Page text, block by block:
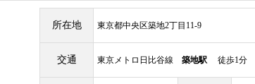
所在地 東京都中央区築地2丁目11-9
交通 東京メトロ日比谷線 築地駅 徒歩1分